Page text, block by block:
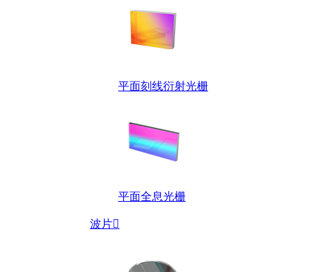
平面刻线衍射光栅
平面全息光栅
波片